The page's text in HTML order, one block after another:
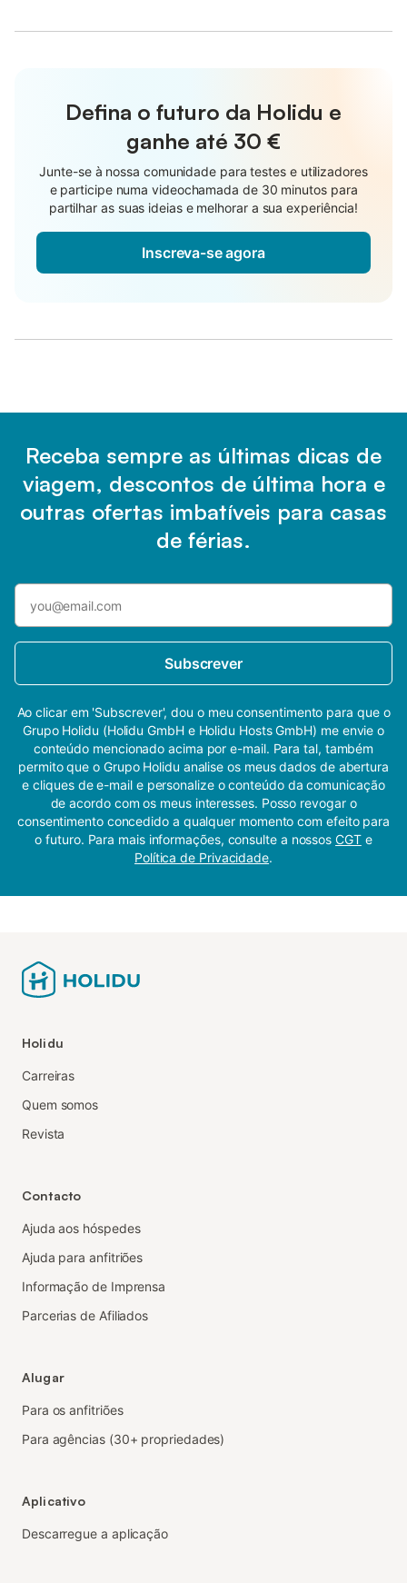
Defina o futuro da Holidu e
ganhe até 30 €
Junte-se à nossa comunidade para testes e utilizadores
e participe numa videochamada de 30 minutos para
partilhar as suas ideias e melhorar a sua experiência!
Inscreva-se agora
Receba sempre as últimas dicas de
viagem, descontos de última hora e
outras ofertas imbatíveis para casas
de férias.
Subscrever
Ao clicar em 'Subscrever', dou o meu consentimento para que o
Grupo Holidu (Holidu GmbH e Holidu Hosts GmbH) me envie o
conteúdo mencionado acima por e-mail. Para tal, também
permito que o Grupo Holidu analise os meus dados de abertura
e cliques de e-mail e personalize o conteúdo da comunicação
de acordo com os meus interesses. Posso revogar o
consentimento concedido a qualquer momento com efeito para
o futuro. Para mais informações, consulte a nossosCGTe
Política de Privacidade.
Holidu
Carreiras
Quem somos
Revista
Contacto
Ajuda aos hóspedes
Ajuda para anfitriões
Informação de Imprensa
Parcerias de Afiliados
Alugar
Para os anfitriões
Para agências (30+ propriedades)
Aplicativo
Descarregue a aplicação